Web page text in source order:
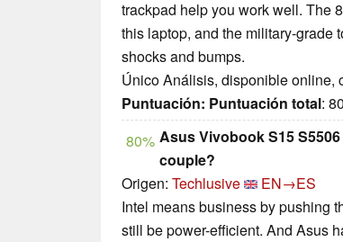
trackpad help you work well. The
this laptop, and the military-grade
shocks and bumps.
Único Análisis, disponible online,
Puntuación: Puntuación total:
80% Asus Vivobook S15
couple?
Origen: Techlusive
EN→ES
Intel means business by pushing
still be power-efficient. And Asus